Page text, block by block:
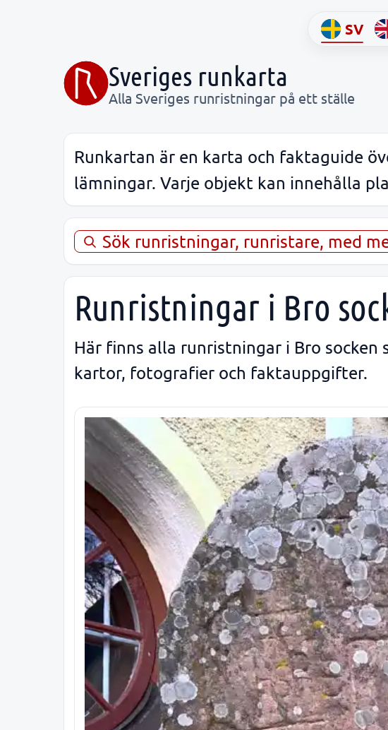
SV
Sveriges runkarta
Alla Sveriges runristningar på ett ställe
Runkartan är en karta och faktaguide
lämningar. Varje objekt kan innehålla
Sök runristningar, runristare, med
Runristningar i Bro
Här finns alla runristningar i Bro
kartor, fotografier och faktauppgifter.